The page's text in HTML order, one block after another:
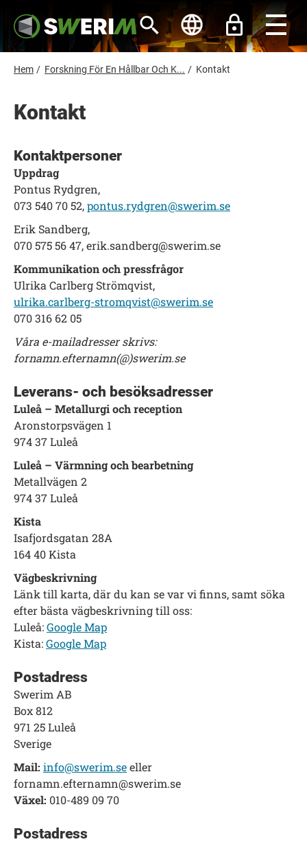
a
L
n
k
t
i
g
Hem / Forskning För En Hållbar Och K... / Kontakt
Kontakt
Kontaktpersoner
Uppdrag
Pontus Rydgren,
073 540 70 52,pontus.rydgren@swerim.se
Erik Sandberg,
070 575 56 47, erik.sandberg@swerim.se
Kommunikation och pressfrågor
Ulrika Carlberg Strömqvist,
ulrika.carlberg-stromqvist@swerim.se
070 316 62 05
Våra e-mailadresser skrivs:
fornamn.efternamn(@)swerim.se
Leverans- och besöksadresser
Luleå – Metallurgi och reception
Aronstorpsvägen 1
974 37 Luleå
Luleå – Värmning och bearbetning
Metallvägen 2
974 37 Luleå
Kista
Isafjordsgatan 28A
164 40 Kista
Vägbeskrivning
Länk till karta, där du kan se var vi finns, samt söka
efter bästa vägbeskrivning till oss:
Luleå:Google Map
Kista:Google Map
Postadress
Swerim AB
Box 812
971 25 Luleå
Sverige
Mail: info@swerim.seeller
fornamn.efternamn@swerim.se
Växel: 010-489 09 70
Postadress